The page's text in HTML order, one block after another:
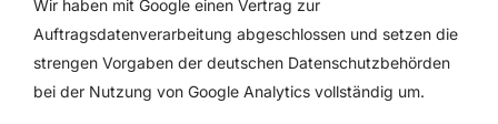
Wir haben mit Google einen Vertrag zur
Auftragsdatenverarbeitung abgeschlossen und setzen die
strengen Vorgaben der deutschen Datenschutzbehörden
bei der Nutzung von Google Analytics vollständig um.